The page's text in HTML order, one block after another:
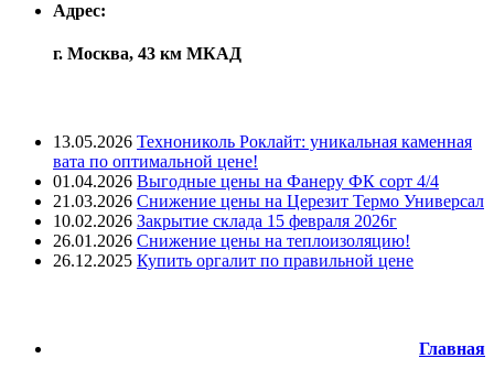
Адрес:
г. Москва, 43 км МКАД
13.05.2026 Технониколь Роклайт: уникальная каменная
вата по оптимальной цене!
01.04.2026 Выгодные цены на Фанеру ФК сорт 4/4
21.03.2026 Снижение цены на Церезит Термо Универсал
10.02.2026 Закрытие склада 15 февраля 2026г
26.01.2026 Снижение цены на теплоизоляцию!
26.12.2025 Купить оргалит по правильной цене
Главная